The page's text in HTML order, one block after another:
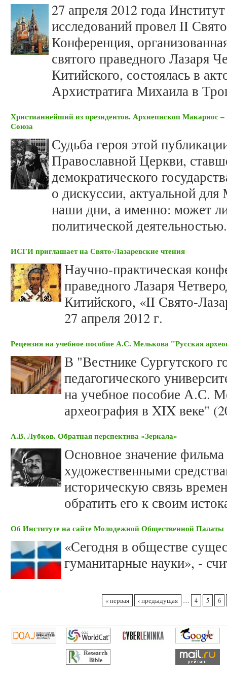
27 апреля 2012 года
исследований провел II
Конференция,
святого праведного Лазаря
Китийского, состоялась в
Архистратига Михаила в
Христианнейший из президентов. Архиепископ Макариос
Союза
Судьба героя этой
Православной Церкви,
демократического
о дискуссии, актуальной
наши дни, а именно: может
политической деятельностью.
ИСГИ приглашает на Свято-Лазаревские чтения
Научно-практическая
праведного Лазаря
Китийского, «II Свято-
27 апреля 2012 г.
Рецензия на учебное пособие А.С. Мелькова "Русская
В "Вестнике Сургутского
педагогического
на учебное пособие А.С.
археография в XIX веке"
А.В. Лубков. Обратная перспектива «Зеркала»
Основное значение
художественными
историческую связь
обратить его к своим
Об Институте на сайте Молодежной Общественной Палаты
«Сегодня в обществе
гуманитарные науки», -
« первая ‹ предыдущая … 4 5 6